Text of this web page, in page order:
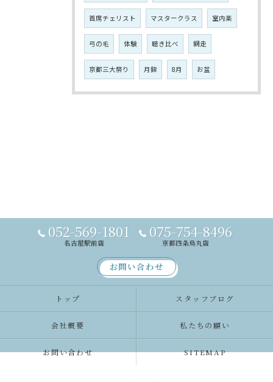
首席チェリスト マスタークラス 室内楽
弓の毛 体験 聴き比べ 網走
京都三大祭り 月鉾 8月 お盆
052-569-1801
名古屋駅前店
075-754-8496
京都四条烏丸店
お問い合わせ
トップ スタッフブログ
会社概要 私たちの願い
お問い合わせ SITEMAP